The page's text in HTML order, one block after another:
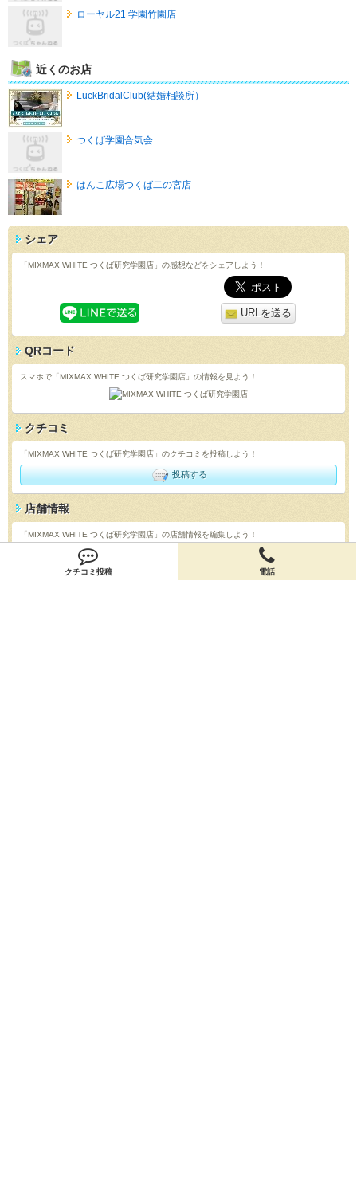
クチコミ投稿 電話
ローヤル21 学園竹園店
近くのお店
LuckBridalClub(結婚相談所）
つくば学園合気会
はんこ広場つくば二の宮店
シェア
「MIXMAX WHITE つくば研究学園店」の感想などをシェアしよう！
URLを送る
QRコード
スマホで「MIXMAX WHITE つくば研究学園店」の情報を見よう！
クチコミ
「MIXMAX WHITE つくば研究学園店」のクチコミを投稿しよう！
投稿する
店舗情報
「MIXMAX WHITE つくば研究学園店」の店舗情報を編集しよう！